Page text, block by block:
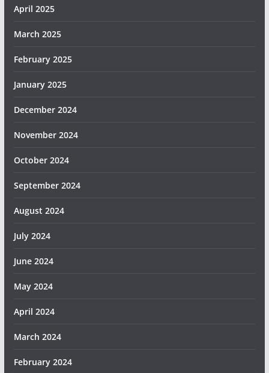
April 2025
March 2025
February 2025
January 2025
December 2024
November 2024
October 2024
September 2024
August 2024
July 2024
June 2024
May 2024
April 2024
March 2024
February 2024